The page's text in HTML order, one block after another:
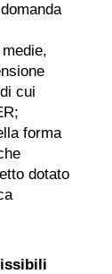
cui
forma
dotato